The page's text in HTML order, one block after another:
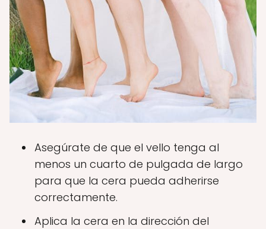
Asegúrate de que el vello tenga al
menos un cuarto de pulgada de largo
para que la cera pueda adherirse
correctamente.
Aplica la cera en la dirección del